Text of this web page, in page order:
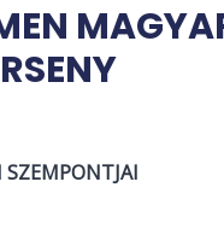
SZEMPONTJAI